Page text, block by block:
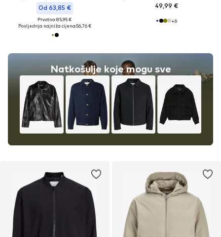
Od 63,85 €
Prvotno: 85,95 €
Posljednja najniža cijena:56,76 €
Natkošulje koje mogu sve
49,99 €
+6